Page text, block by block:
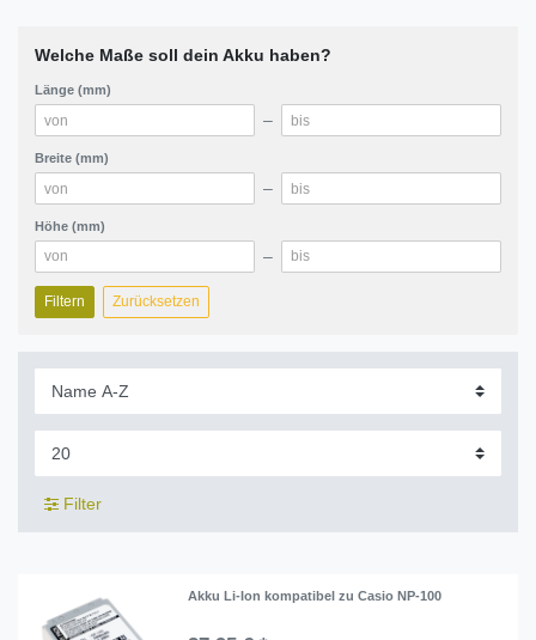
Welche Maße soll dein Akku haben?
Länge (mm)
–
Breite (mm)
–
Höhe (mm)
–
Filtern Zurücksetzen
Filter
Akku Li-Ion kompatibel zu Casio NP-100